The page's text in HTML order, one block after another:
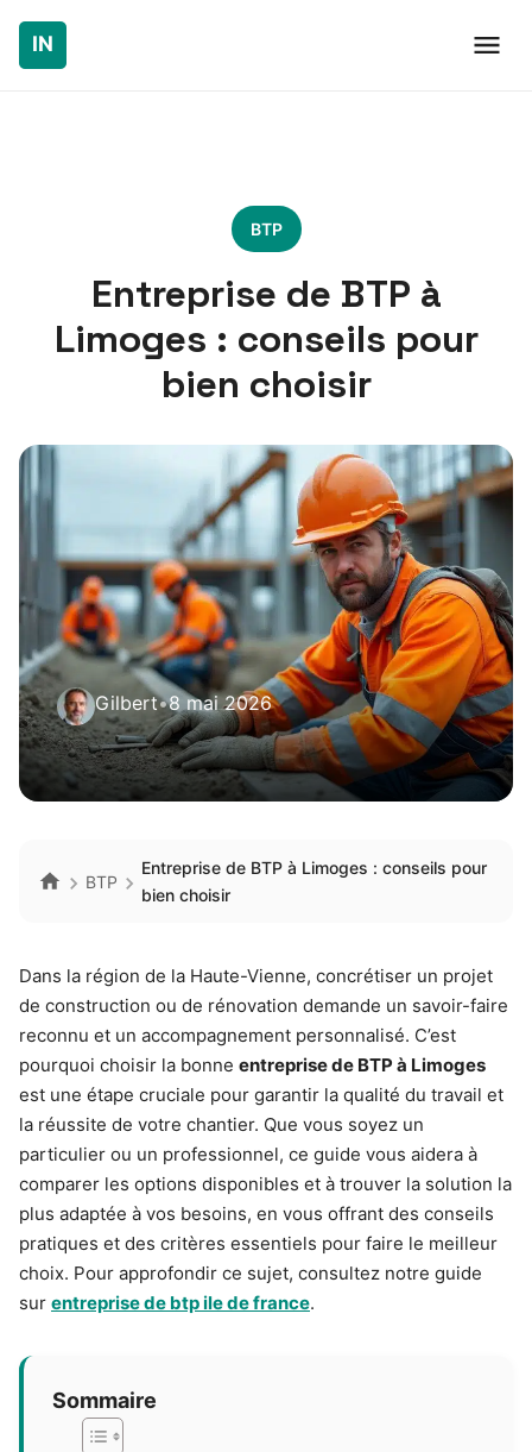
BTP
Entreprise de BTP à
Limoges : conseils pour
bien choisir
Gilbert•8 mai 2026
BTP
Entreprise de BTP à Limoges : conseils pour
bien choisir
Dans la région de la Haute-Vienne, concrétiser un projet
de construction ou de rénovation demande un savoir-faire
reconnu et un accompagnement personnalisé. C’est
pourquoi choisir la bonne entreprise de BTP à Limoges
est une étape cruciale pour garantir la qualité du travail et
la réussite de votre chantier. Que vous soyez un
particulier ou un professionnel, ce guide vous aidera à
comparer les options disponibles et à trouver la solution la
plus adaptée à vos besoins, en vous offrant des conseils
pratiques et des critères essentiels pour faire le meilleur
choix. Pour approfondir ce sujet, consultez notre guide
sur entreprise de btp ile de france.
Sommaire